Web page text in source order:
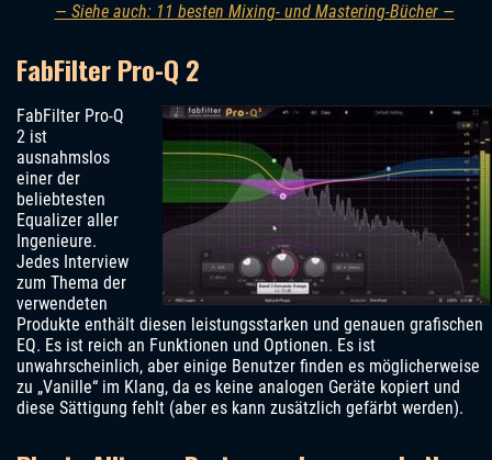
— Siehe auch: 11 besten Mixing- und Mastering-Bücher —
FabFilter Pro-Q 2
FabFilter Pro-Q
2 ist
ausnahmslos
einer der
beliebtesten
Equalizer aller
Ingenieure.
Jedes Interview
zum Thema der
verwendeten
Produkte enthält diesen leistungsstarken und genauen grafischen
EQ. Es ist reich an Funktionen und Optionen. Es ist
unwahrscheinlich, aber einige Benutzer finden es möglicherweise
zu „Vanille“ im Klang, da es keine analogen Geräte kopiert und
diese Sättigung fehlt (aber es kann zusätzlich gefärbt werden).